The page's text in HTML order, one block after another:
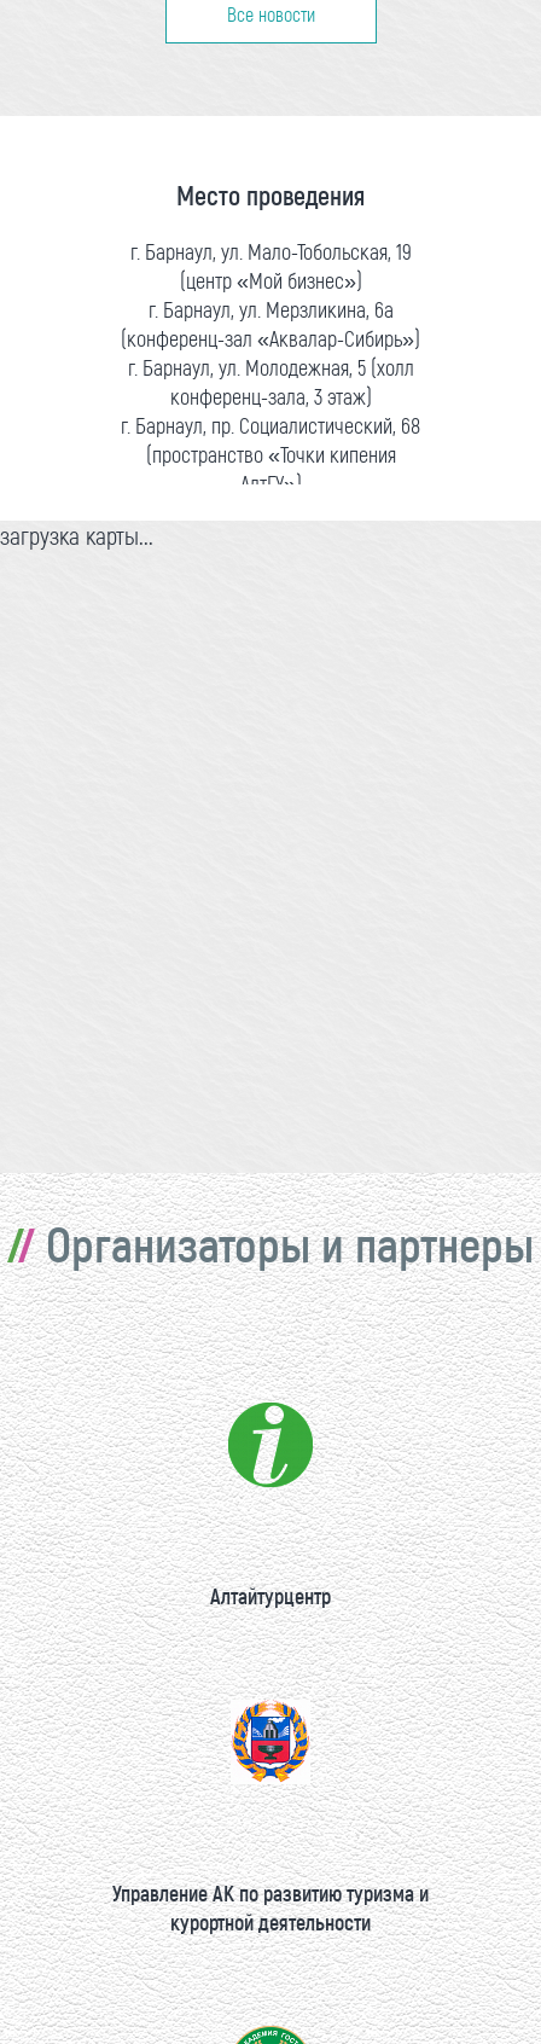
Все новости
Место проведения
г. Барнаул, ул. Мало-Тобольская, 19
(центр «Мой бизнес»)
г. Барнаул, ул. Мерзликина, 6а
(конференц-зал «Аквалар-Сибирь»)
г. Барнаул, ул. Молодежная, 5 (холл
конференц-зала, 3 этаж)
г. Барнаул, пр. Социалистический, 68
(пространство «Точки кипения
АлтГУ»)
загрузка карты...
Организаторы и партнеры
Алтайтурцентр
Управление АК по развитию туризма и
курортной деятельности